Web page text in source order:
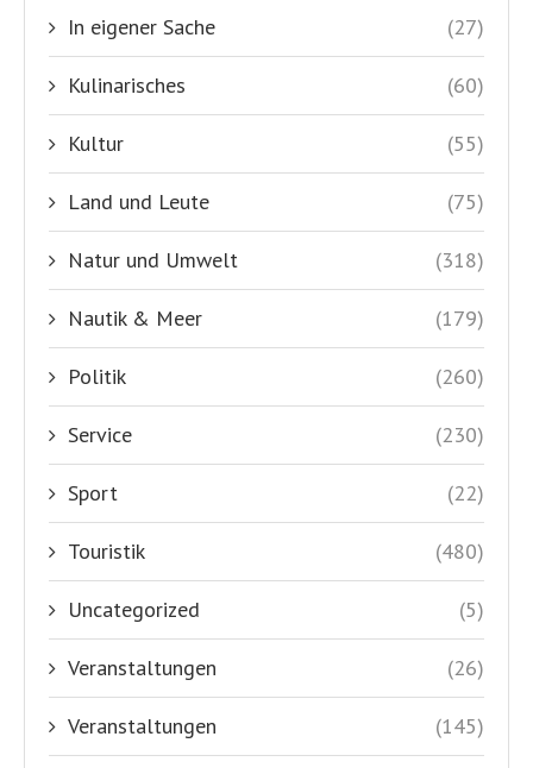
In eigener Sache (27)
Kulinarisches (60)
Kultur (55)
Land und Leute (75)
Natur und Umwelt (318)
Nautik & Meer (179)
Politik (260)
Service (230)
Sport (22)
Touristik (480)
Uncategorized (5)
Veranstaltungen (26)
Veranstaltungen (145)